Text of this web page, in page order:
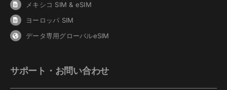
メキシコ SIM & eSIM
ヨーロッパ SIM
データ専用グローバルeSIM
サポート・お問い合わせ